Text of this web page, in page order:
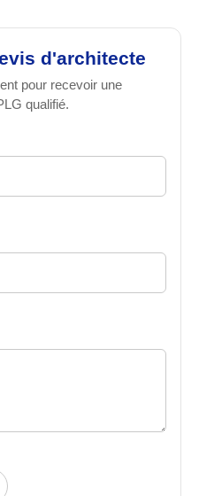
d'architecte
pour recevoir une
qualifié.